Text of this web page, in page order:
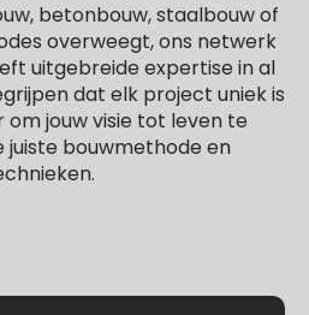
betonbouw, staalbouw of
overweegt, ons netwerk
uitgebreide expertise in al
dat elk project uniek is
jouw visie tot leven te
bouwmethode en